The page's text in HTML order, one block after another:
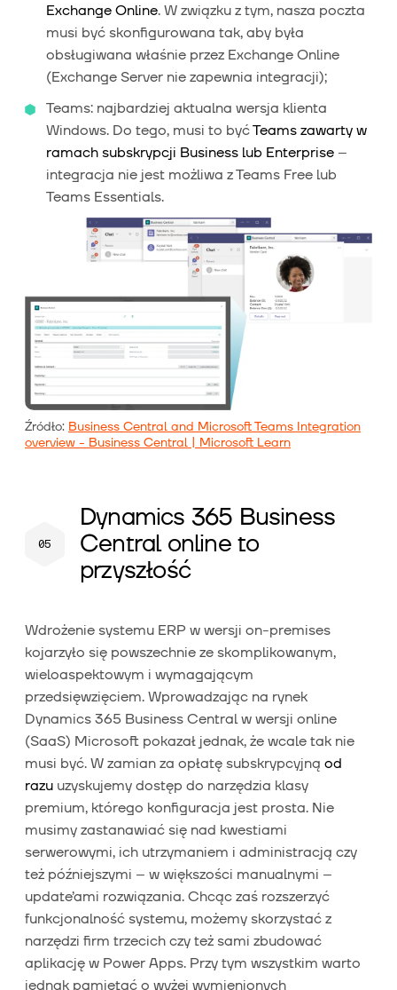
Exchange Online. W związku z tym, nasza poczta
musi być skonfigurowana tak, aby była
obsługiwana właśnie przez Exchange Online
(Exchange Server nie zapewnia integracji);
Teams: najbardziej aktualna wersja klienta
Windows. Do tego, musi to byćTeams zawarty w
ramach subskrypcji Business lub Enterprise –
integracja nie jest możliwa z Teams Free lub
Teams Essentials.
Źródło: Business Central and Microsoft Teams Integration
overview - Business Central | Microsoft Learn
Dynamics 365 Business
Central online to
przyszłość
Wdrożenie systemu ERP w wersji on-premises
kojarzyło się powszechnie ze skomplikowanym,
wieloaspektowym i wymagającym
przedsięwzięciem. Wprowadzając na rynek
Dynamics 365 Business Central w wersji online
(SaaS) Microsoft pokazał jednak, że wcale tak nie
musi być. W zamian za opłatę subskrypcyjną od
razu uzyskujemy dostęp do narzędzia klasy
premium, którego konfiguracja jest prosta. Nie
musimy zastanawiać się nad kwestiami
serwerowymi, ich utrzymaniem i administracją czy
też późniejszymi – w większości manualnymi –
update’ami rozwiązania. Chcąc zaś rozszerzyć
funkcjonalność systemu, możemy skorzystać z
narzędzi firm trzecich czy też sami zbudować
aplikację w Power Apps. Przy tym wszystkim warto
jednak pamiętać o wyżej wymienionych